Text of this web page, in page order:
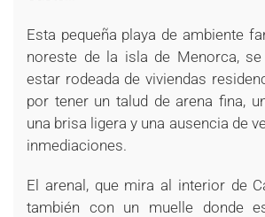
Esta pequeña playa de ambiente
noreste de la isla de Menorca,
estar rodeada de viviendas
por tener un talud de arena fina,
una brisa ligera y una ausencia de
inmediaciones.
El arenal, que mira al interior de
también con un muelle donde